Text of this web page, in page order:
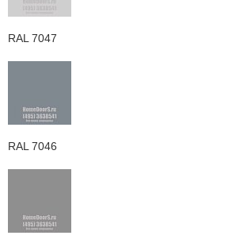
RAL 7047
RAL 7046